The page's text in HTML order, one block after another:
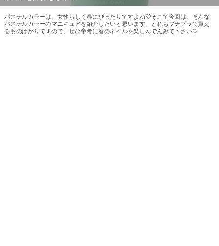
パステルカラーは、女性らしく春にぴったりですよね♡そこで今回は、そんな
パステルカラーのマニキュアを紹介したいと思います。どれもプチプラで買え
るものばかりですので、ぜひ参考に春のネイルを楽しんでんみて下さい♡